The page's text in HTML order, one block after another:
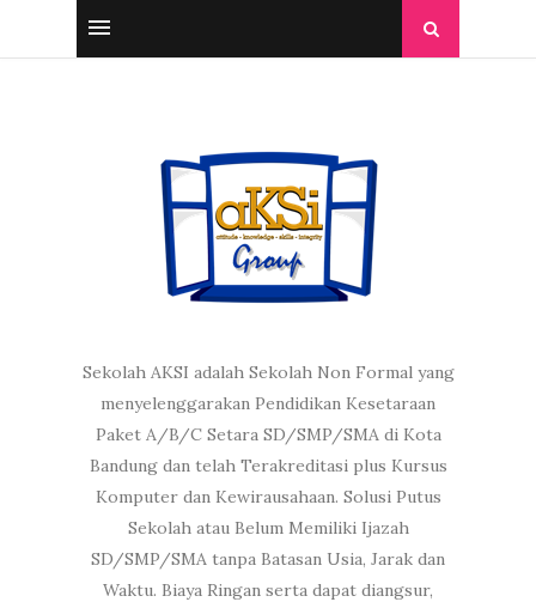
Sekolah AKSI adalah Sekolah Non Formal yang
menyelenggarakan Pendidikan Kesetaraan
Paket A/B/C Setara SD/SMP/SMA di Kota
Bandung dan telah Terakreditasi plus Kursus
Komputer dan Kewirausahaan. Solusi Putus
Sekolah atau Belum Memiliki Ijazah
SD/SMP/SMA tanpa Batasan Usia, Jarak dan
Waktu. Biaya Ringan serta dapat diangsur,